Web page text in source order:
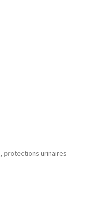
protections urinaires